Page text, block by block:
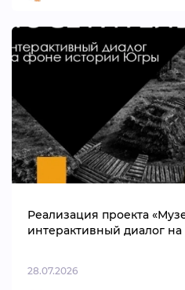
Реализация проекта
интерактивный диалог
28.07.2026